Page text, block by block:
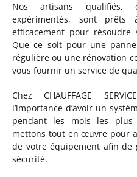
Nos artisans qualifiés,
expérimentés, sont
efficacement pour résoudre
Que ce soit pour une
régulière ou une rénovation
vous fournir un service de
Chez CHAUFFAGE
l’importance d’avoir un
pendant les mois les plus
mettons tout en œuvre pour
de votre équipement afin
sécurité.